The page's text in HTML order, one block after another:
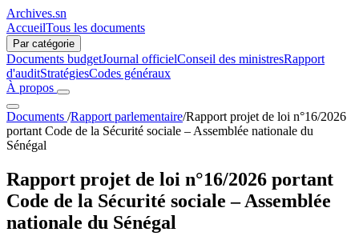
Archives.sn
AccueilTous les documents
Par catégorie
Documents budgetJournal officielConseil des ministresRapport
d'auditStratégiesCodes généraux
À propos
Documents /Rapport parlementaire/Rapport projet de loi n°16/2026
portant Code de la Sécurité sociale – Assemblée nationale du
Sénégal
Rapport projet de loi n°16/2026 portant
Code de la Sécurité sociale – Assemblée
nationale du Sénégal